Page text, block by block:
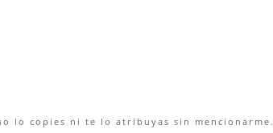
lo copies ni te lo atribuyas sin mencionarme.